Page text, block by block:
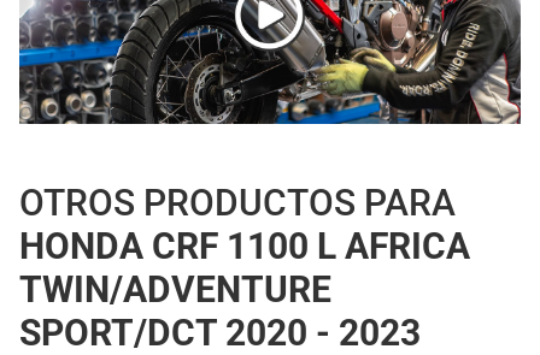
OTROS PRODUCTOS PARA
HONDA CRF 1100 L AFRICA
TWIN/ADVENTURE
SPORT/DCT 2020 - 2023